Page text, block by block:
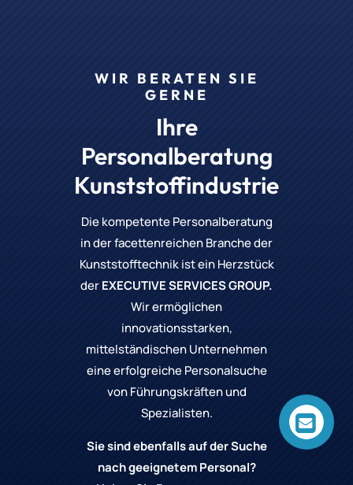
WIR BERATEN SIE
GERNE
Ihre
Personalberatung
Kunststoffindustrie
Die kompetente Personalberatung
in der facettenreichen Branche der
Kunststofftechnik ist ein Herzstück
derEXECUTIVE SERVICES GROUP.
Wir ermöglichen
innovationsstarken,
mittelständischen Unternehmen
eine erfolgreiche Personalsuche
von Führungskräften und
Spezialisten.
Sie sind ebenfalls auf der Suche
nach geeignetem Personal?